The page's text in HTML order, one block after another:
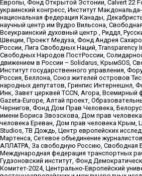
Европы, Фонд Открытой Эстонии, Calvert 22
украинский конгресс, Институт
национальная федерация Канады,
научный центр им Вудро Вильсона,
Всеукраинский духовный центр , Риддл,
Швеции, Проект Медуза, Фонд Андрея
России, Лига Свободных Наций, Transparеncy
Свободных Народов ПостРоссии,
движением в России – Solidarus, КрымSOS,
Институт государственного управления,
Россия, Беллона, Союз жителей островов
народных депутатов, Гринпис Интернешнл,
Инк, Завет церквей TCCN, Агора, Всемирный
Gazeta-Europe, Алтай проект,
Чернигов, Фонд Дом Прав Человека,
имени Бориса Звозскова, Дом прав
человека Ереван, Дом прав человека Крым,
Studios, ТВ Дождь, Центр европейских
Мартенса, Сетевое объединение
АЛЛАТРА, За свободную Россию, Свободная
Международная федерация транспортных
Гудзоновский институт, Фонд
Комитет-2024, Центрально-Европейский